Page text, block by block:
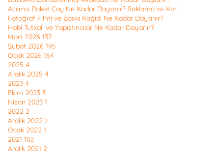
Açılmış Paket Çay Ne Kadar Dayanır? Saklama ve Kor...
Fotoğraf Filmi ve Baskı Kağıdı Ne Kadar Dayanır?
Hobi Tutkalı ve Yapıştırıcılar Ne Kadar Dayanır?
Mart 2026 137
Şubat 2026 195
Ocak 2026 164
2025 4
Aralık 2025 4
2023 4
Ekim 2023 3
Nisan 2023 1
2022 2
Aralık 2022 1
Ocak 2022 1
2021 103
Aralık 2021 2